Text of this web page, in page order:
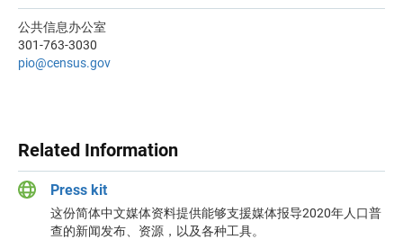
公共信息办公室
301-763-3030
pio@census.gov
Related Information
Press kit
这份简体中文媒体资料提供能够支援媒体报导2020年人口普
查的新闻发布、资源，以及各种工具。